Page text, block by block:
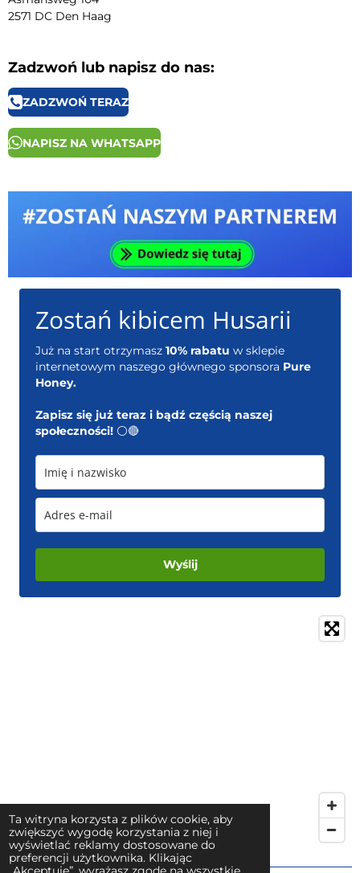
Ta witryna korzysta z plików cookie, aby
zwiększyć wygodę korzystania z niej i
wyświetlać reklamy dostosowane do
preferencji użytkownika. Klikając
2571 DC Den Haag
Zadzwoń lub napisz do nas:
ZADZWOŃ TERAZ
NAPISZ NA WHATSAPP
Zostań kibicem Husarii
Już na start otrzymasz 10% rabatu w sklepie
internetowym naszego głównego sponsora Pure
Honey.
Zapisz się już teraz i bądź częścią naszej
społeczności! ⚪️🔴
Wyślij